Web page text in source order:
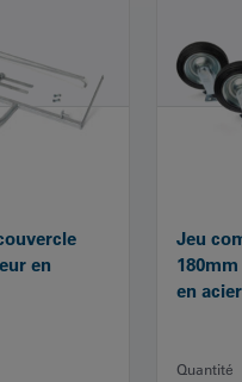
en
Jeu
en acier
Quantité